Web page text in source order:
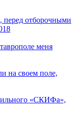
перед отборочными
меня
на своем поле,
«СКИФа»,